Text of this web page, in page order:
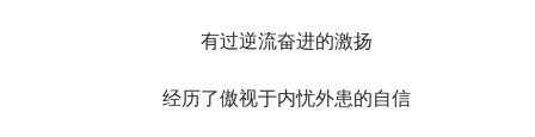
有过逆流奋进的激扬
经历了傲视于内忧外患的自信